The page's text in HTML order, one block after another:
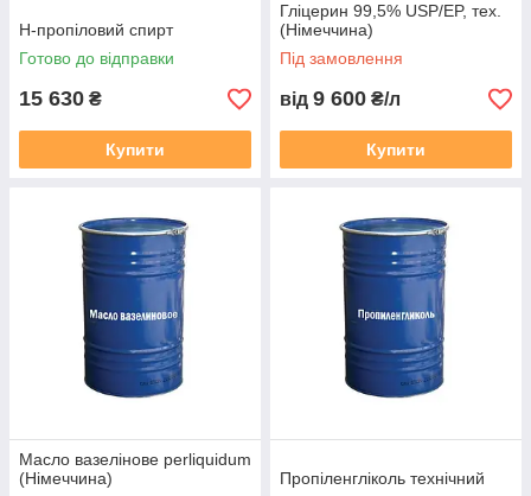
Н-пропіловий спирт
Готово до відправки
15 630 ₴
Купити
Гліцерин 99,5% USP/EP, тех.
(Німеччина)
Під замовлення
від 9 600 ₴/л
Купити
Масло вазелінове perliquidum
(Німеччина)
Пропіленгліколь технічний